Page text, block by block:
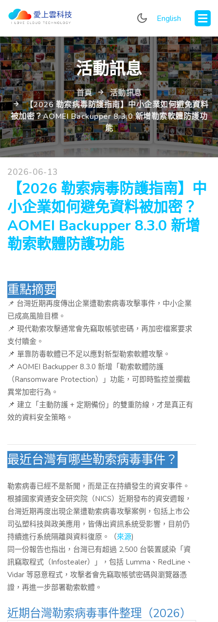
English
活動訊息
首頁
活動訊息
【2026 勒索病毒防護指南】中小企業如何避免資料
被加密？AOMEI Backupper 8.3.0 新增勒索軟體防護功
能
2026-06-13
【2026 勒索病毒防護指南】中
小企業如何避免資料被加密？
AOMEI Backupper 8.3.0 新增
勒索軟體防護功能
重點摘要
📌 台灣近期再度傳出企業遭勒索病毒攻擊事件，中小企業
已成高風險目標。
📌 現代勒索攻擊通常會先竊取帳號密碼，再加密檔案要求
支付贖金。
📌 單靠防毒軟體已不足以應對新型勒索軟體攻擊。
📌 AOMEI Backupper 8.3.0 新增「勒索軟體防護
（Ransomware Protection）」功能，可即時監控並攔截
異常加密行為。
📌 建立「主動防護 + 定期備份」的雙重防線，才是真正有
效的資料安全策略。
最近台灣有哪些勒索病毒事件？
勒索病毒已經不是新聞，而是正在持續發生的資安事件。
根據國家資通安全研究院（NICS）近期發布的資安週報，
台灣近期再度出現企業遭勒索病毒攻擊案例，包括上市公
司弘塑科技與政美應用，皆傳出資訊系統受影響，目前仍
持續進行系統隔離與資料復原。（來源)
同一份報告也指出，台灣已有超過 2,500 台裝置感染「資
訊竊取程式（Infostealer）」，包括 Lumma、RedLine、
Vidar 等惡意程式，攻擊者會先竊取帳號密碼與瀏覽器憑
證，再進一步部署勒索軟體。
近期台灣勒索病毒事件整理（2026）